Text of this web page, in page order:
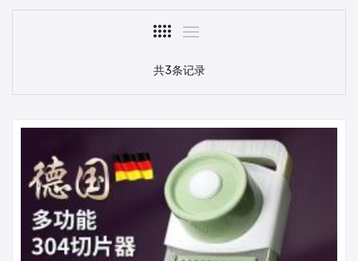
共3条记录